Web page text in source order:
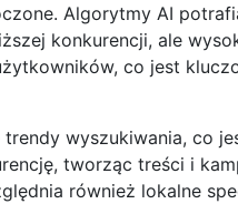
Algorytmy AI
konkurencji, ale
co jest
wyszukiwania, co
tworząc treści i
również lokalne